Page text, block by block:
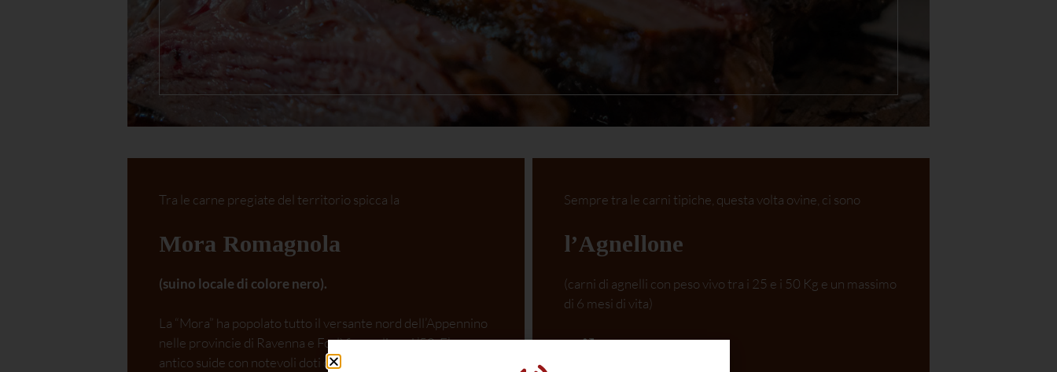
Tra le carne pregiate del territorio spicca la
Mora Romagnola
(suino locale di colore nero).
La “Mora” ha popolato tutto il versante nord dell’Appennino
nelle provincie di Ravenna e Forlì fino agli anni ’50. E’ un
antico suide con notevoli doti di rusticità. Le sue
Sempre tra le carni tipiche, questa volta ovine, ci sono
l’Agnellone
(carni di agnelli con peso vivo tra i 25 e i 50 Kg e un massimo
di 6 mesi di vita)
e ilCastrato